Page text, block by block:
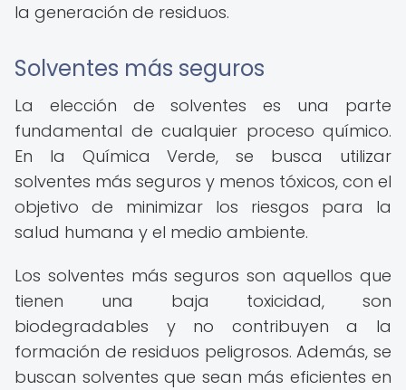
la generación de residuos.
Solventes más seguros
La elección de solventes es una parte
fundamental de cualquier proceso químico.
En la Química Verde, se busca utilizar
solventes más seguros y menos tóxicos, con el
objetivo de minimizar los riesgos para la
salud humana y el medio ambiente.
Los solventes más seguros son aquellos que
tienen una baja toxicidad, son
biodegradables y no contribuyen a la
formación de residuos peligrosos. Además, se
buscan solventes que sean más eficientes en